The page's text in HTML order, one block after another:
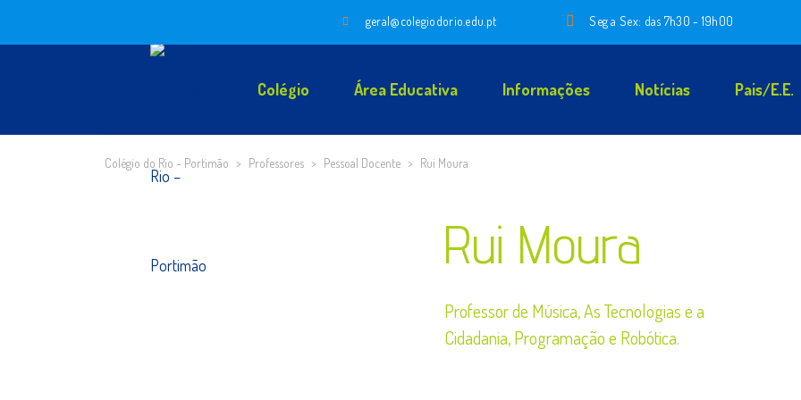
geral@colegiodorio.edu.pt Seg a Sex: das 7h30 - 19h00
Colégio Área Educativa Informações Notícias Pais/E.E.
Colégio do Rio - Portimão > Professores > Pessoal Docente > Rui Moura
Rui Moura
Professor de Música, As Tecnologias e a
Cidadania, Programação e Robótica.